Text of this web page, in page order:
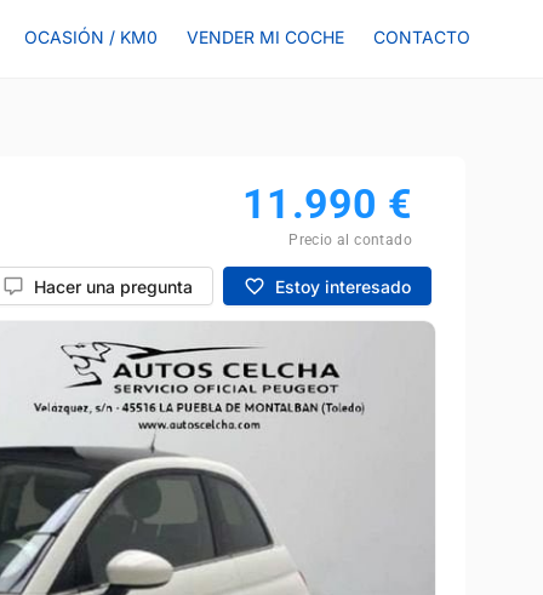
OCASIÓN / KM0 VENDER MI COCHE CONTACTO
11.990 €
Precio al contado
Hacer una pregunta Estoy interesado